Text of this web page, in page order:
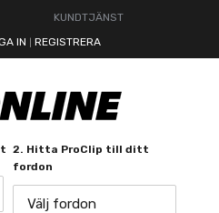
KUNDTJÄNST
IN REGISTRERA
2. Hitta ProClip till ditt
fordon
Välj fordon